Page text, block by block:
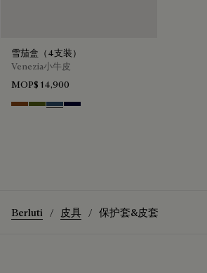
雪茄盒（4支装）
Venezia小牛皮
MOP$ 14,900
Cacao Intenso
Nero Caviar
Blu Minerale
Nero Blu
Berluti 皮具 保护套&皮套